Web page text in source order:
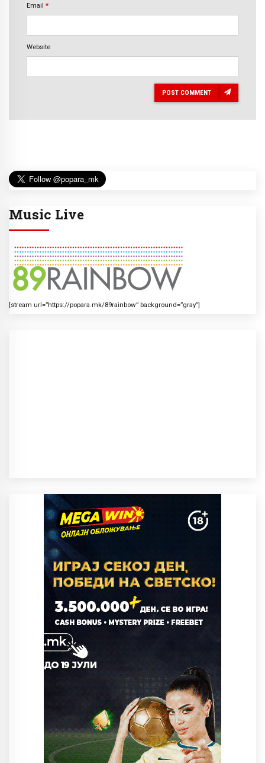
Email *
Website
POST COMMENT
Music Live
[stream url=”https://popara.mk/89rainbow” background=”gray”]